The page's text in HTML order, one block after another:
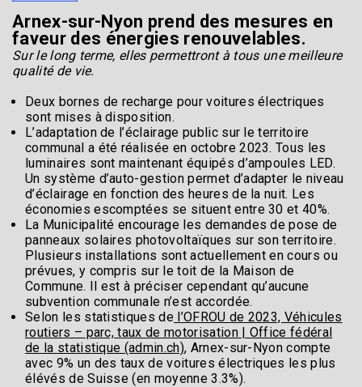
Arnex-sur-Nyon prend des mesures en
faveur des énergies renouvelables.
Sur le long terme, elles permettront à tous une meilleure
qualité de vie.
Deux bornes de recharge pour voitures électriques
sont mises à disposition.
L’adaptation de l’éclairage public sur le territoire
communal a été réalisée en octobre 2023. Tous les
luminaires sont maintenant équipés d’ampoules LED.
Un système d’auto-gestion permet d’adapter le niveau
d’éclairage en fonction des heures de la nuit. Les
économies escomptées se situent entre 30 et 40%.
La Municipalité encourage les demandes de pose de
panneaux solaires photovoltaïques sur son territoire.
Plusieurs installations sont actuellement en cours ou
prévues, y compris sur le toit de la Maison de
Commune. Il est à préciser cependant qu’aucune
subvention communale n’est accordée.
Selon les statistiques de l’OFROU de 2023, Véhicules
routiers – parc, taux de motorisation | Office fédéral
de la statistique (admin.ch), Arnex-sur-Nyon compte
avec 9% un des taux de voitures électriques les plus
élévés de Suisse (en moyenne 3.3%).